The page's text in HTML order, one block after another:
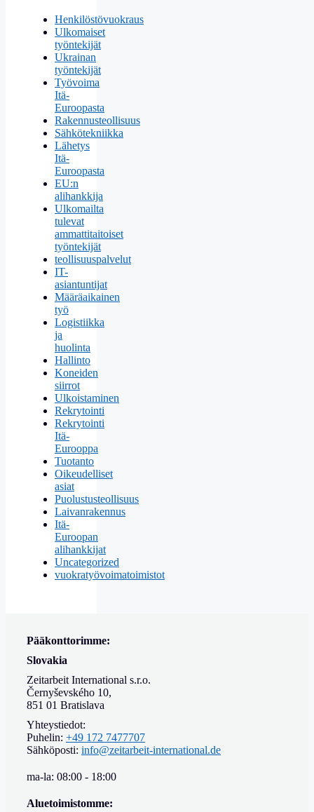
Henkilöstövuokraus
Ulkomaiset
työntekijät
Ukrainan
työntekijät
Työvoima
Itä-
Euroopasta
Rakennusteollisuus
Sähkötekniikka
Lähetys
Itä-
Euroopasta
EU:n
alihankkija
Ulkomailta
tulevat
ammattitaitoiset
työntekijät
teollisuuspalvelut
IT-
asiantuntijat
Määräaikainen
työ
Logistiikka
ja
huolinta
Hallinto
Koneiden
siirrot
Ulkoistaminen
Rekrytointi
Rekrytointi
Itä-
Eurooppa
Tuotanto
Oikeudelliset
asiat
Puolustusteollisuus
Laivanrakennus
Itä-
Euroopan
alihankkijat
Uncategorized
vuokratyövoimatoimistot
Pääkonttorimme:
Slovakia
Zeitarbeit International s.r.o.
Černyševského 10,
851 01 Bratislava
Yhteystiedot:
Puhelin: +49 172 7477707
Sähköposti: info@zeitarbeit-international.de
ma-la: 08:00 - 18:00
Aluetoimistomme: